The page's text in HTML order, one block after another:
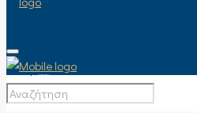
ΑΡΧΙΚΉ